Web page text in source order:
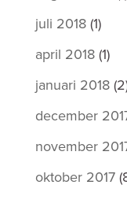
juli 2018(1)
april 2018(1)
januari 2018
december
november
oktober 2017